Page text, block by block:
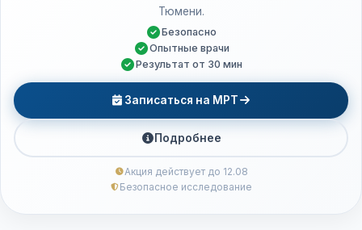
Тюмени.
Безопасно
Опытные врачи
Результат от 30 мин
Записаться на МРТ
Подробнее
Акция действует до 12.08
Безопасное исследование